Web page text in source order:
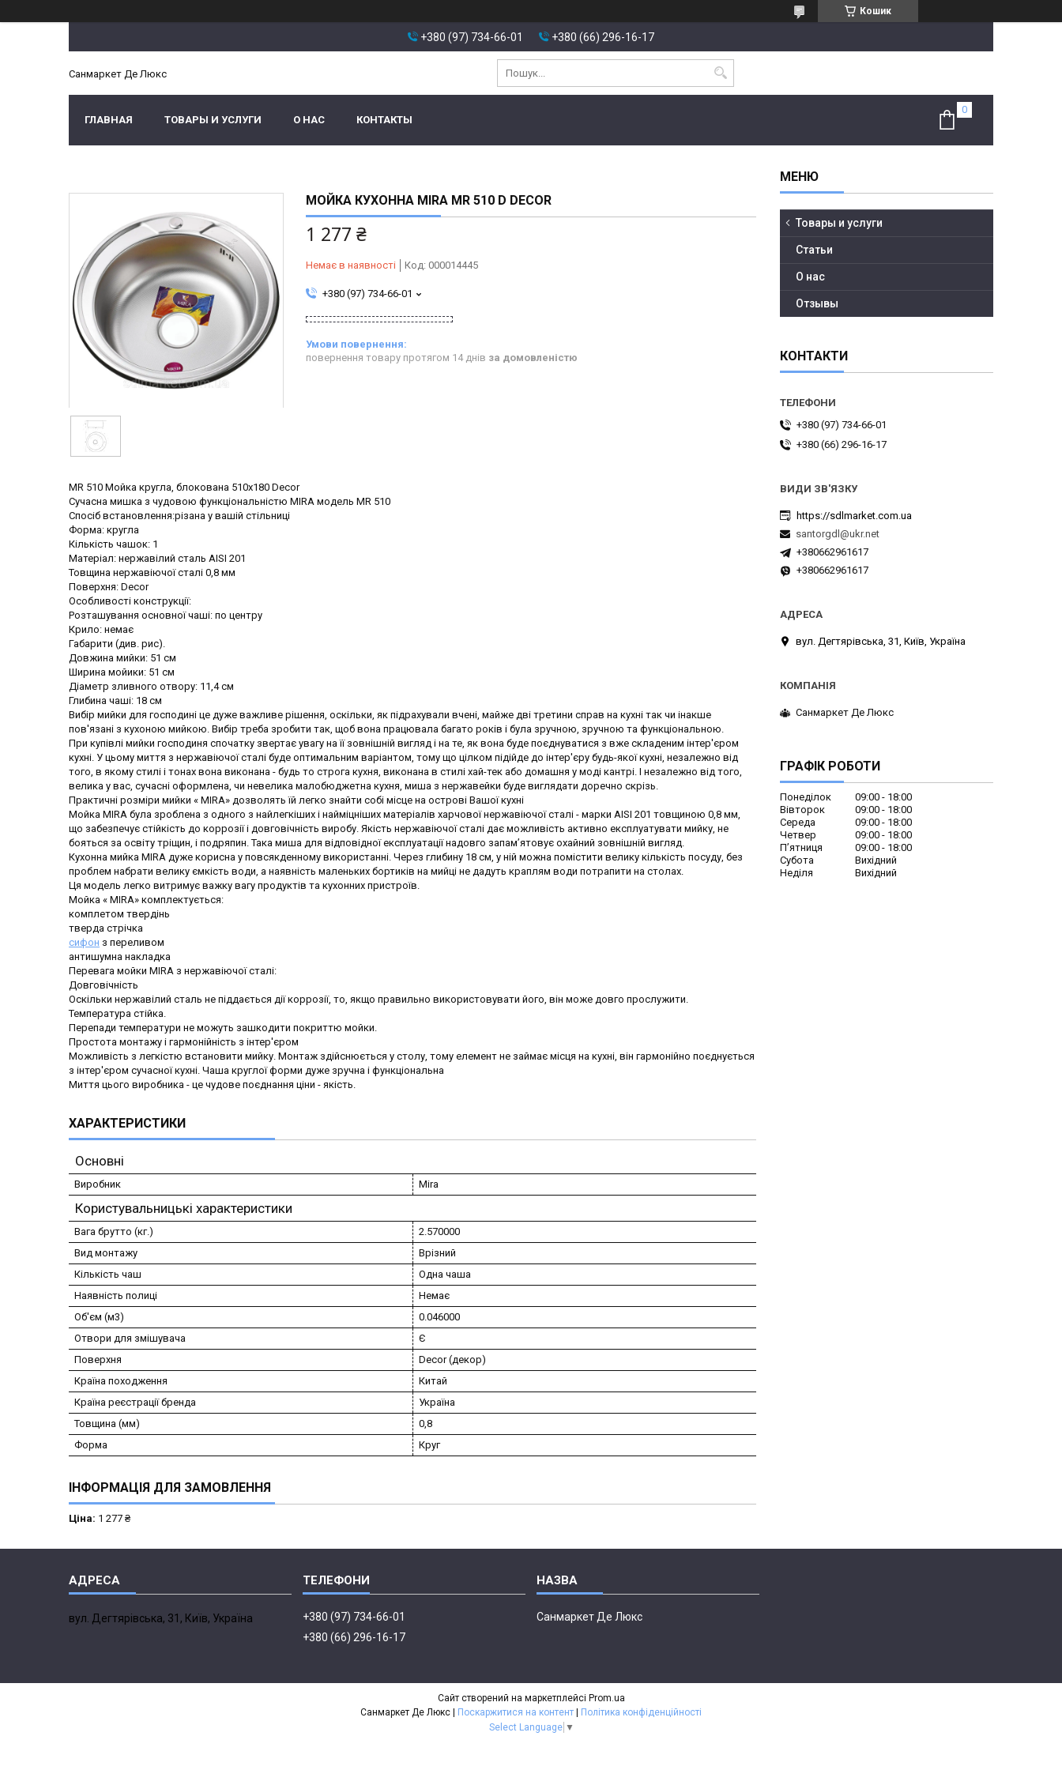
Кошик
+380 (97) 734-66-01 +380 (66) 296-16-17
Санмаркет Де Люкс
ГЛАВНАЯ ТОВАРЫ И УСЛУГИ О НАС КОНТАКТЫ
МОЙКА КУХОННА MIRA MR 510 D DECOR
1 277 ₴
Немає в наявності Код: 000014445
+380 (97) 734-66-01
повернення товару протягом 14 днів за домовленістю
MR 510 Мойка кругла, блокована 510x180 Decor
Сучасна мишка з чудовою функціональністю MIRA модель MR 510
Спосіб встановлення:різана у вашій стільниці
Форма: кругла
Кількість чашок: 1
Матеріал: нержавілий сталь AISI 201
Товщина нержавіючої сталі 0,8 мм
Поверхня: Decor
Особливості конструкції:
Розташування основної чаші: по центру
Крило: немає
Габарити (див. рис).
Довжина мийки: 51 см
Ширина мойики: 51 см
Діаметр зливного отвору: 11,4 см
Глибина чаші: 18 см
Вибір мийки для господині це дуже важливе рішення, оскільки, як підрахували вчені, майже дві третини справ на кухні так чи інакше
пов'язані з кухоною мийкою. Вибір треба зробити так, щоб вона працювала багато років і була зручною, зручною та функціональною.
При купівлі мийки господиня спочатку звертає увагу на її зовнішній вигляд і на те, як вона буде поєднуватися з вже складеним інтер'єром
кухні. У цьому миття з нержавіючої сталі буде оптимальним варіантом, тому що цілком підійде до інтер'єру будь-якої кухні, незалежно від
того, в якому стилі і тонах вона виконана - будь то строга кухня, виконана в стилі хай-тек або домашня у моді кантрі. І незалежно від того,
велика у вас, сучасні оформлена, чи невелика малобюджетна кухня, миша з нержавейки буде виглядати доречно скрізь.
Практичні розміри мийки « MIRA» дозволять їй легко знайти собі місце на острові Вашої кухні
Мойка MIRA була зроблена з одного з найлегкіших і найміцніших матеріалів харчової нержавіючої сталі - марки AISI 201 товщиною 0,8 мм,
що забезпечує стійкість до коррозії і довговічність виробу. Якість нержавіючої сталі дає можливість активно експлуатувати мийку, не
бояться за освіту тріщин, і подряпин. Така миша для відповідної експлуатації надовго запам’ятовує охайний зовнішній вигляд.
Кухонна мийка MIRA дуже корисна у повсякденному використанні. Через глибину 18 см, у ній можна помістити велику кількість посуду, без
проблем набрати велику ємкість води, а наявність маленьких бортиків на мийці не дадуть краплям води потрапити на столах.
Ця модель легко витримує важку вагу продуктів та кухонних пристроїв.
Мойка « MIRA» комплектується:
комплетом твердінь
тверда стрічка
сифон з переливом
антишумна накладка
Перевага мойки MIRA з нержавіючої сталі:
Довговічність
Оскільки нержавілий сталь не піддається дії коррозії, то, якщо правильно використовувати його, він може довго прослужити.
Температура стійка.
Перепади температури не можуть зашкодити покриттю мойки.
Простота монтажу і гармонійність з інтер'єром
Можливість з легкістю встановити мийку. Монтаж здійснюється у столу, тому елемент не займає місця на кухні, він гармонійно поєднується
з інтер'єром сучасної кухні. Чаша круглої форми дуже зручна і функціональна
Миття цього виробника - це чудове поєднання ціни - якість.
ХАРАКТЕРИСТИКИ
Основні
Виробник Mira
Користувальницькі характеристики
Вага брутто (кг.)
2.570000
Вид монтажу
Врізний
Кількість чаш
Одна чаша
Наявність полиці
Немає
Об'єм (м3)
0.046000
Отвори для змішувача
Є
Поверхня
Decor (декор)
Країна походження
Китай
Країна реєстрації бренда
Україна
Товщина (мм)
0,8
Форма
Круг
ІНФОРМАЦІЯ ДЛЯ ЗАМОВЛЕННЯ
Ціна: 1 277 ₴
Товары и услуги
Статьи
О нас
Отзывы
КОНТАКТИ
+380 (97) 734-66-01
+380 (66) 296-16-17
https://sdlmarket.com.ua
santorgdl@ukr.net
+380662961617
+380662961617
вул. Дегтярівська, 31, Київ, Україна
Санмаркет Де Люкс
ГРАФІК РОБОТИ
Понеділок 09:00
18:00
Вівторок
09:00
18:00
Середа
09:00
18:00
Четвер
09:00
18:00
Пʼятниця
09:00
18:00
Субота
Вихідний
Неділя
Вихідний
вул. Дегтярівська, 31, Київ, Україна
+380 (97) 734-66-01
+380 (66) 296-16-17
Санмаркет Де Люкс
Сайт створений на маркетплейсі Prom.ua
Поскаржитися на контент
Політика конфіденційності
Select Language ▼